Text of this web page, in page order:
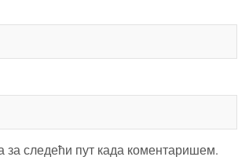
за следећи пут када коментаришем.